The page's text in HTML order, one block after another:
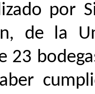
por
de la
23